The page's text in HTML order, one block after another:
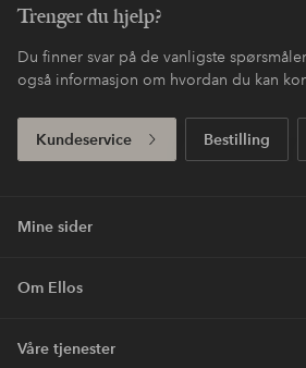
Trenger du hjelp?
Du finner svar på de vanligste
også informasjon om hvordan du kan
Kundeservice Bestilling
Mine sider
Om Ellos
Våre tjenester